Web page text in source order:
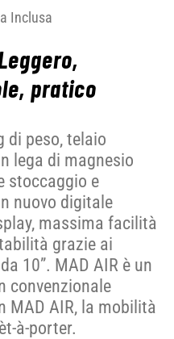
Inclusa
pratico
di peso, telaio
lega di magnesio
stoccaggio e
nuovo digitale
massima facilità
grazie ai
10”. MAD AIR è un
convenzionale
MAD AIR, la mobilità
à-porter.